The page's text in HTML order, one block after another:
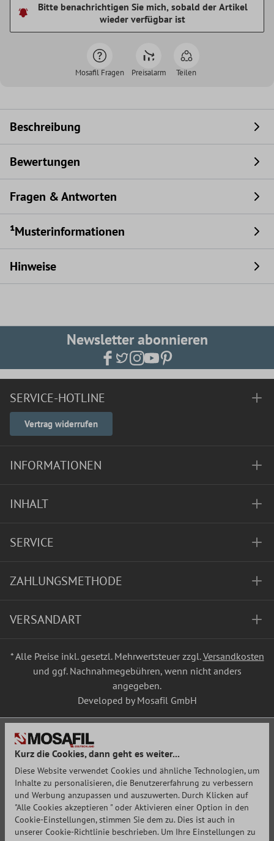
Bitte benachrichtigen Sie mich, sobald der Artikel
wieder verfügbar ist
Mosafil Fragen Preisalarm Teilen
Beschreibung
Bewertungen
Fragen & Antworten
¹Musterinformationen
Hinweise
Newsletter abonnieren
SERVICE-HOTLINE
Vertrag widerrufen
INFORMATIONEN
INHALT
SERVICE
ZAHLUNGSMETHODE
VERSANDART
* Alle Preise inkl. gesetzl. Mehrwertsteuer zzgl.Versandkosten
und ggf. Nachnahmegebühren, wenn nicht anders
angegeben.
Developed by Mosafil GmbH
Kurz die Cookies, dann geht es weiter...
Diese Website verwendet Cookies und ähnliche Technologien, um
Inhalte zu personalisieren, die Benutzererfahrung zu verbessern
und Werbung anzupassen und auszuwerten. Durch Klicken auf
"Alle Cookies akzeptieren " oder Aktivieren einer Option in den
Cookie-Einstellungen, stimmen Sie dem zu. Dies ist auch in
unserer Cookie-Richtlinie beschrieben. Um Ihre Einstellungen zu